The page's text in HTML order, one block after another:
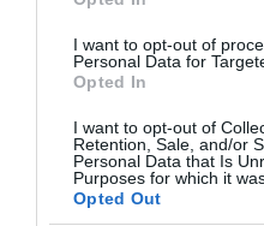
I want to opt-out of
Personal Data for
Opted In
I want to opt-out of
Retention, Sale, and/or
Personal Data that Is
Purposes for which it
Opted Out
kiszolgáltatottságod az
Igazán boldog vagy?
Kérdezd meg magadtól, és
ilyen viszony kellős
Ez az, amit szeretnél? Ez
Ha egyszer meg tudod
szeretnél, mik a vágyaid és